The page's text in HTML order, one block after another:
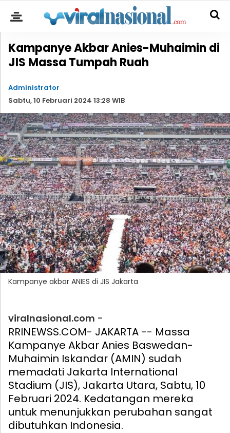
Kampanye Akbar Anies-Muhaimin di
JIS Massa Tumpah Ruah
Administrator
Sabtu, 10 Februari 2024 13:28 WIB
Kampanye akbar ANIES di JIS Jakarta
viralnasional.com -
RRINEWSS.COM- JAKARTA -- Massa
Kampanye Akbar Anies Baswedan-
Muhaimin Iskandar (AMIN) sudah
memadati Jakarta International
Stadium (JIS), Jakarta Utara, Sabtu, 10
Februari 2024. Kedatangan mereka
untuk menunjukkan perubahan sangat
dibutuhkan Indonesia.